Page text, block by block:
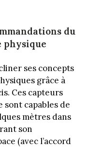
du
physique
ses concepts
grâce à
Ces capteurs
capables de
mètres dans
son
(avec l’accord